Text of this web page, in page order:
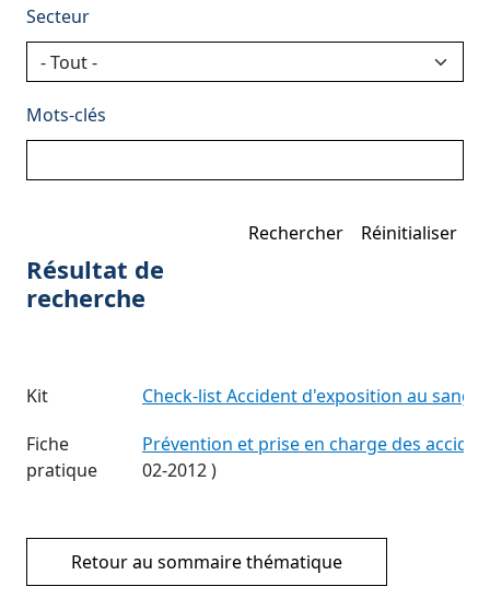
Secteur
Mots-clés
Résultat de
recherche
Kit Check-list Accident d'exposition au sang
Fiche
pratique
Prévention et prise en charge des
02-2012)
Retour au sommaire thématique